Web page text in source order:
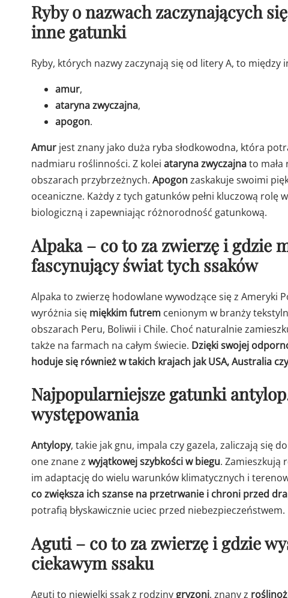
Ryby o nazwach zaczynających
inne gatunki
Ryby, których nazwy zaczynają się od litery A, to między
amur,
ataryna zwyczajna,
apogon.
Amur jest znany jako duża ryba słodkowodna, która
nadmiaru roślinności. Z kolei ataryna zwyczajnato mała
obszarach przybrzeżnych. Apogonzaskakuje swoimi
oceaniczne. Każdy z tych gatunków pełni kluczową rolę
biologiczną i zapewniając różnorodność gatunkową.
Alpaka – co to za zwierzę i gdzie
fascynujący świat tych ssaków
Alpaka to zwierzę hodowlane wywodzące się z Ameryki
wyróżnia się miękkim futrem cenionym w branży
obszarach Peru, Boliwii i Chile. Choć naturalnie
także na farmach na całym świecie. Dzięki swojej
hoduje się również w takich krajach jak USA, Australia
Najpopularniejsze gatunki
występowania
Antylopy, takie jak gnu, impala czy gazela, zaliczają się
one znane z wyjątkowej szybkości w biegu. Zamieszkują
im adaptację do wielu warunków klimatycznych i
co zwiększa ich szanse na przetrwanie i chroni przed
potrafią błyskawicznie uciec przed niebezpieczeństwem.
Aguti – co to za zwierzę i gdzie
ciekawym ssaku
Aguti to niewielki ssak z rodziny gryzoni, znany z